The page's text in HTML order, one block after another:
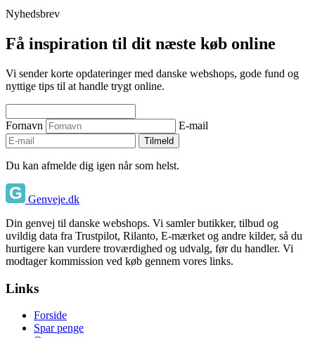
Nyhedsbrev
Få inspiration til dit næste køb online
Vi sender korte opdateringer med danske webshops, gode fund og
nyttige tips til at handle trygt online.
Fornavn E-mail
Tilmeld
Du kan afmelde dig igen når som helst.
Genveje.dk
Din genvej til danske webshops. Vi samler butikker, tilbud og
uvildig data fra Trustpilot, Rilanto, E-mærket og andre kilder, så du
hurtigere kan vurdere troværdighed og udvalg, før du handler. Vi
modtager kommission ved køb gennem vores links.
Links
Forside
Spar penge